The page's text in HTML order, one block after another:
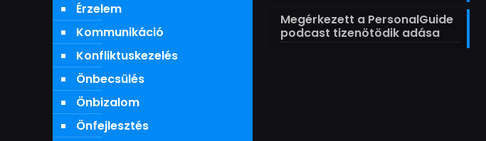
Érzelem
Kommunikáció
Konfliktuskezelés
Önbecsülés
Önbizalom
Önfejlesztés
Megérkezett a PersonalGuide
podcast tizenötödik adása